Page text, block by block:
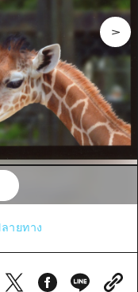
ล
คืน
ราเวล
ชิม่า
ะ
ชิม่า
ายทาง